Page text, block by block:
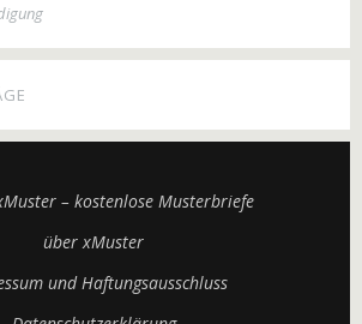
– kostenlose Musterbriefe
über xMuster
und Haftungsausschluss